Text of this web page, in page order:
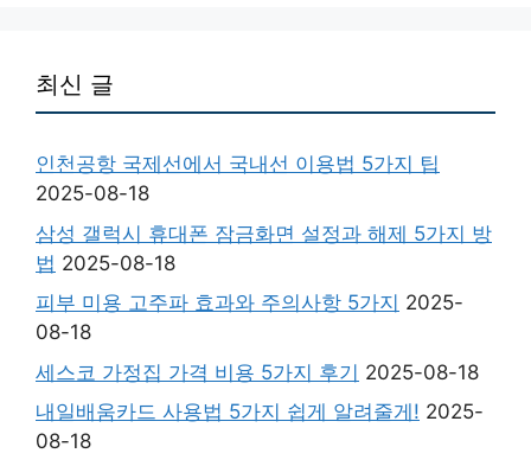
최신 글
인천공항 국제선에서 국내선 이용법 5가지 팁
2025-08-18
삼성 갤럭시 휴대폰 잠금화면 설정과 해제 5가지 방
법 2025-08-18
피부 미용 고주파 효과와 주의사항 5가지 2025-
08-18
세스코 가정집 가격 비용 5가지 후기 2025-08-18
내일배움카드 사용법 5가지 쉽게 알려줄게! 2025-
08-18